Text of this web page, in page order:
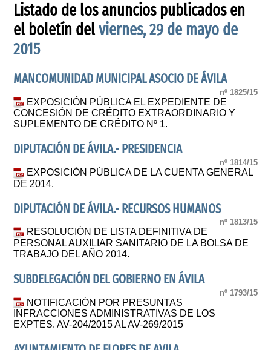
Listado de los anuncios publicados en
el boletín delviernes, 29 de mayo de
2015
MANCOMUNIDAD MUNICIPAL ASOCIO DE ÁVILA
nº 1825/15
EXPOSICIÓN PÚBLICA EL EXPEDIENTE DE
CONCESIÓN DE CRÉDITO EXTRAORDINARIO Y
SUPLEMENTO DE CRÉDITO Nº 1.
DIPUTACIÓN DE ÁVILA.- PRESIDENCIA
nº 1814/15
EXPOSICIÓN PÚBLICA DE LA CUENTA GENERAL
DE 2014.
DIPUTACIÓN DE ÁVILA.- RECURSOS HUMANOS
nº 1813/15
RESOLUCIÓN DE LISTA DEFINITIVA DE
PERSONAL AUXILIAR SANITARIO DE LA BOLSA DE
TRABAJO DEL AÑO 2014.
SUBDELEGACIÓN DEL GOBIERNO EN ÁVILA
nº 1793/15
NOTIFICACIÓN POR PRESUNTAS
INFRACCIONES ADMINISTRATIVAS DE LOS
EXPTES. AV-204/2015 AL AV-269/2015